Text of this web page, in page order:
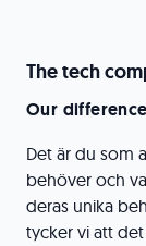
The tech
Our
Det är du som
behöver och
deras unika
tycker vi att